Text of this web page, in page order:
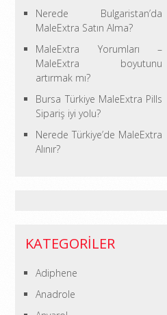
Nerede Bulgaristan’da
MaleExtra Satın Alma?
MaleExtra Yorumları –
MaleExtra boyutunu
artırmak mı?
Bursa Türkiye MaleExtra Pills
Sipariş iyi yolu?
Nerede Türkiye’de MaleExtra
Alınır?
KATEGORILER
Adiphene
Anadrole